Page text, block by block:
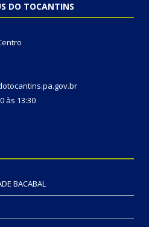
DO TOCANTINS
às 13:30
BACABAL